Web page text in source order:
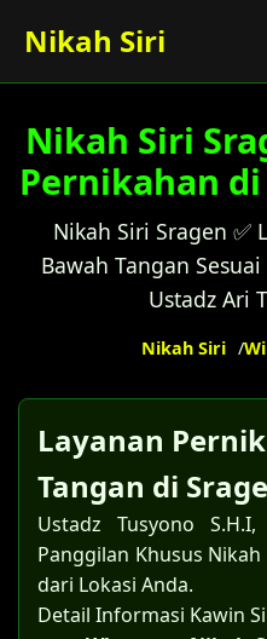
Nikah Siri
Nikah Siri
Pernikahan
Nikah Siri Sragen ✅
Bawah Tangan
Ustadz Ari
Nikah Siri
Layanan
Tangan di
Ustadz Tusyono
Panggilan Khusus
dari Lokasi Anda.
Detail Informasi Kawin